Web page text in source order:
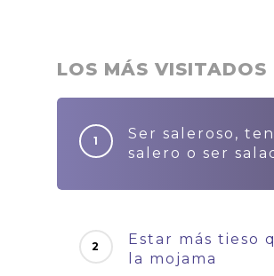
LOS MÁS VISITADOS
Ser saleroso,
salero o ser
Estar más tieso
la mojama